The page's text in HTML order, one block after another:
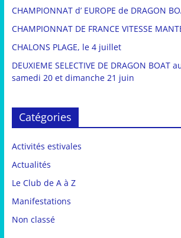
CHAMPIONNAT d’ EUROPE de DRAGON
CHAMPIONNAT DE FRANCE VITESSE
CHALONS PLAGE, le 4 juillet
DEUXIEME SELECTIVE DE DRAGON BOAT
samedi 20 et dimanche 21 juin
Catégories
Activités estivales
Actualités
Le Club de A à Z
Manifestations
Non classé